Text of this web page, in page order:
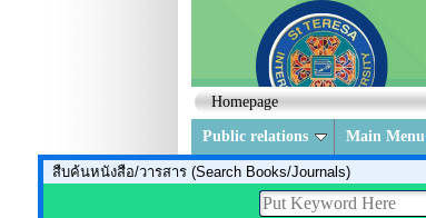
Homepage
Public relations Main Menu
สืบค้นหนังสือ/วารสาร (Search Books/Journals)